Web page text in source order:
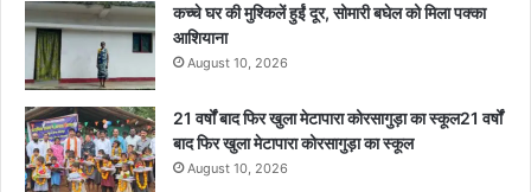
कच्चे घर की मुश्किलें हुईं दूर, सोमारी बघेल को मिला पक्का
आशियाना
August 10, 2026
21 वर्षों बाद फिर खुला मेटापारा कोरसागुड़ा का स्कूल21 वर्षों
बाद फिर खुला मेटापारा कोरसागुड़ा का स्कूल
August 10, 2026